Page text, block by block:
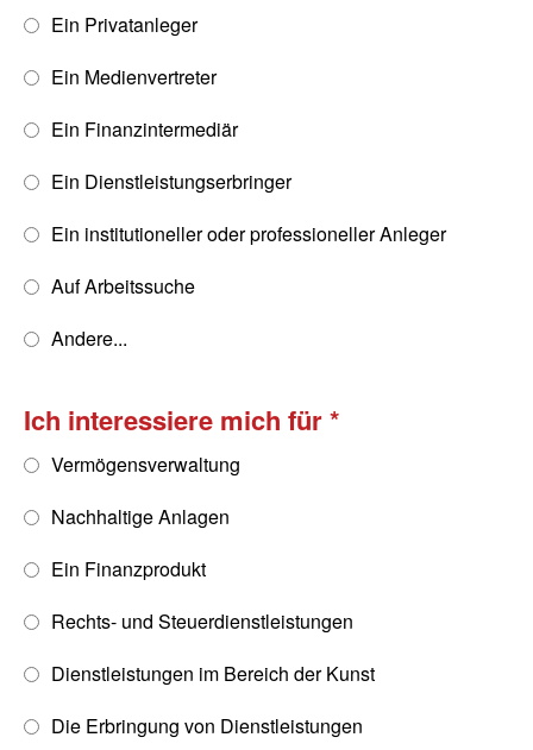
Ein Privatanleger
Ein Medienvertreter
Ein Finanzintermediär
Ein Dienstleistungserbringer
Ein institutioneller oder professioneller Anleger
Auf Arbeitssuche
Andere...
Ich interessiere mich für
Vermögensverwaltung
Nachhaltige Anlagen
Ein Finanzprodukt
Rechts- und Steuerdienstleistungen
Dienstleistungen im Bereich der Kunst
Die Erbringung von Dienstleistungen